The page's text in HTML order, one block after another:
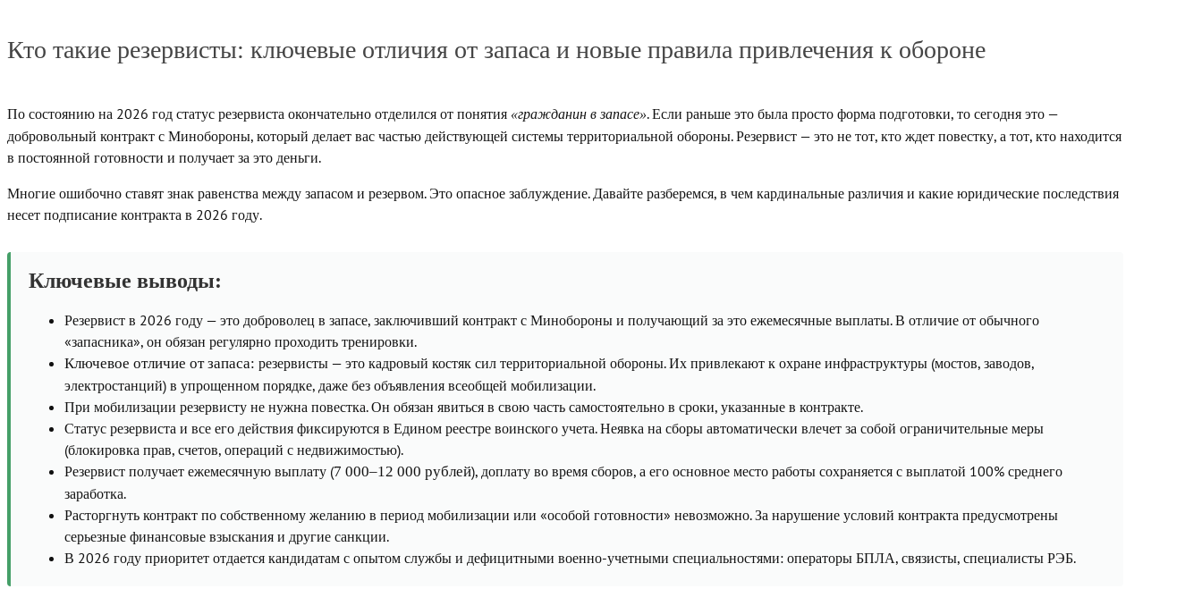
Кто такие резервисты: ключевые отличия от запаса и новые правила привлечения к обороне
По состоянию на 2026 год статус резервиста окончательно отделился от понятия «гражданин в запасе». Если раньше это была просто форма подготовки, то сегодня это —
добровольный контракт с Минобороны, который делает вас частью действующей системы территориальной обороны. Резервист — это не тот, кто ждет повестку, а тот, кто находится
в постоянной готовности и получает за это деньги.
Многие ошибочно ставят знак равенства между запасом и резервом. Это опасное заблуждение. Давайте разберемся, в чем кардинальные различия и какие юридические последствия
несет подписание контракта в 2026 году.
Ключевые выводы:
Резервист в 2026 году — это доброволец в запасе, заключивший контракт с Минобороны и получающий за это ежемесячные выплаты. В отличие от обычного
«запасника», он обязан регулярно проходить тренировки.
Ключевое отличие от запаса: резервисты — это кадровый костяк сил территориальной обороны. Их привлекают к охране инфраструктуры (мостов, заводов,
электростанций) в упрощенном порядке, даже без объявления всеобщей мобилизации.
При мобилизации резервисту не нужна повестка. Он обязан явиться в свою часть самостоятельно в сроки, указанные в контракте.
Статус резервиста и все его действия фиксируются в Едином реестре воинского учета. Неявка на сборы автоматически влечет за собой ограничительные меры
(блокировка прав, счетов, операций с недвижимостью).
Резервист получает ежемесячную выплату (7 000–12 000 рублей), доплату во время сборов, а его основное место работы сохраняется с выплатой 100% среднего
заработка.
Расторгнуть контракт по собственному желанию в период мобилизации или «особой готовности» невозможно. За нарушение условий контракта предусмотрены
серьезные финансовые взыскания и другие санкции.
В 2026 году приоритет отдается кандидатам с опытом службы и дефицитными военно-учетными специальностями: операторы БПЛА, связисты, специалисты РЭБ.